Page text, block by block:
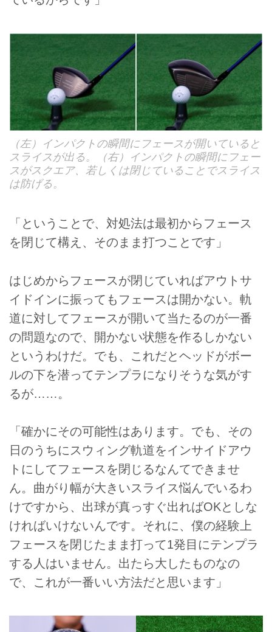
（左）インパクトの瞬間にフェースが開いていると
スライスが出る。（右）インパクトの瞬間にフェー
スがスクエア、若しくは閉じていることでスライス
は防げる。
「ということで、対処法は最初からフェース
を閉じて構え、そのまま打つことです」
はじめからフェースが閉じていればアウトサ
イドインに振ってもフェースは開かない。軌
道に対してフェースが開いて当たるのが一番
の問題なので、開かない状態を作るしかない
というわけだ。でも、これだとヘッドがボー
ルの下を潜ってテンプラになりそうな気がす
るが……。
「確かにその可能性はあります。でも、その
日のうちにスウィング軌道をインサイドアウ
トにしてフェースを閉じるなんてできませ
ん。曲がり幅が大きいスライス悩んでいるわ
けですから、出球が真っすぐ出ればOKとしな
ければいけないんです。それに、僕の経験上
フェースを閉じたまま打って1発目にテンプラ
する人はいません。出たら大したものなの
で、これが一番いい方法だと思います」